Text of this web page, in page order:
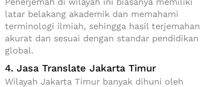
latar belakang akademik dan memahami
terminologi ilmiah, sehingga hasil terjemahan
akurat dan sesuai dengan standar pendidikan
global.
4. Jasa Translate Jakarta Timur
Wilayah Jakarta Timur banyak dihuni oleh